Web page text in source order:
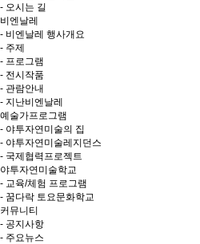
- 오시는 길
비엔날레
- 비엔날레 행사개요
- 주제
- 프로그램
- 전시작품
- 관람안내
- 지난비엔날레
예술가프로그램
- 야투자연미술의 집
- 야투자연미술레지던스
- 국제협력프로젝트
야투자연미술학교
- 교육/체험 프로그램
- 꿈다락 토요문화학교
커뮤니티
- 공지사항
- 주요뉴스